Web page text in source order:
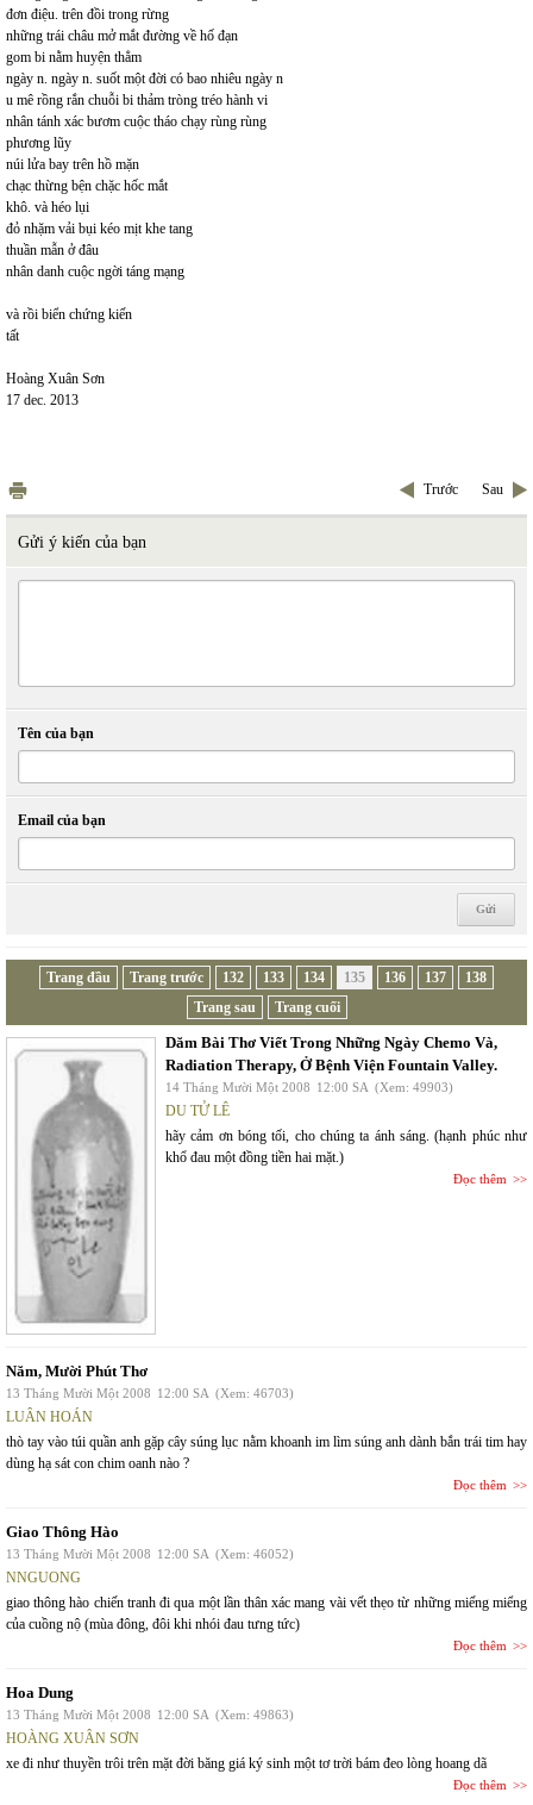
đơn điệu. trên đồi trong rừng
những trái châu mở mắt đường về hố đạn
gom bi nằm huyện thẳm
ngày n. ngày n. suốt một đời có bao nhiêu ngày n
u mê rồng rắn chuỗi bi thảm tròng tréo hành vi
nhân tánh xác bươm cuộc tháo chạy rùng rùng
phương lũy
núi lửa bay trên hồ mặn
chạc thừng bện chặc hốc mắt
khô. và héo lụi
đỏ nhặm vải bụi kéo mịt khe tang
thuần mẫn ở đâu
nhân danh cuộc ngời táng mạng
và rồi biển chứng kiến
tất
Hoàng Xuân Sơn
17 dec. 2013
Trước Sau
Gửi ý kiến của bạn
Tên của bạn
Email của bạn
Trang đầu Trang trước 132 133 134 135 136 137
138
Trang sau
Trang cuối
Dăm Bài Thơ Viết Trong Những Ngày Chemo Và,
Radiation Therapy, Ở Bệnh Viện Fountain Valley.
14 Tháng Mười Một 2008 12:00 SA (Xem: 49903)
DU TỬ LÊ
hãy cảm ơn bóng tối, cho chúng ta ánh sáng. (hạnh phúc như
khổ đau một đồng tiền hai mặt.)
Đọc thêm
Năm, Mười Phút Thơ
13 Tháng Mười Một 2008 12:00 SA (Xem: 46703)
LUÂN HOÁN
thò tay vào túi quần anh gặp cây súng lục nằm khoanh im lìm súng anh dành bắn trái tim hay
dùng hạ sát con chim oanh nào ?
Đọc thêm
Giao Thông Hào
13 Tháng Mười Một 2008 12:00 SA (Xem: 46052)
NNGUONG
giao thông hào chiến tranh đi qua một lần thân xác mang vài vết thẹo từ những miếng miểng
của cuồng nộ (mùa đông, đôi khi nhói đau tưng tức)
Đọc thêm
Hoa Dung
13 Tháng Mười Một 2008 12:00 SA (Xem: 49863)
HOÀNG XUÂN SƠN
xe đi như thuyền trôi trên mặt đời băng giá ký sinh một tơ trời bám đeo lòng hoang dã
Đọc thêm